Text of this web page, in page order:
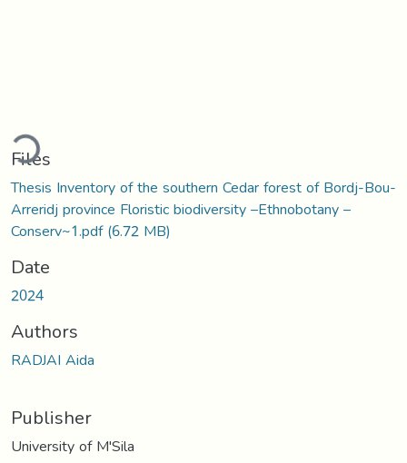
Loading...
Files
Thesis Inventory of the southern Cedar forest of Bordj-Bou-
Arreridj province Floristic biodiversity –Ethnobotany –
Conserv~1.pdf(6.72 MB)
Date
2024
Authors
RADJAI Aida
Publisher
University of M'Sila